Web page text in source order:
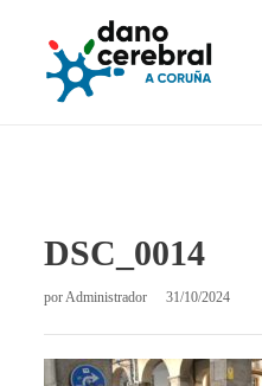
DSC_0014
porAdministrador 31/10/2024